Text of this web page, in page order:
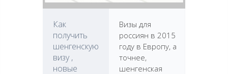
Как
получить
шенгенскую
визу ,
новые
Визы для
россиян в 2015
году в Европу, а
точнее,
шенгенская